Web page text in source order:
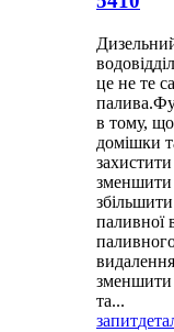
це не те
в тому,
домішки
зменшити
паливної
зменшити
та...
запит